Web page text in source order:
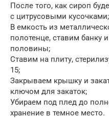
После того, как сироп
с цитрусовыми кусочками;
В емкость из
полотенце, ставим банку
половины;
Ставим на плиту,
15;
Закрываем крышку и
ключом для закаток;
Убираем под плед до
хранение в темное место.